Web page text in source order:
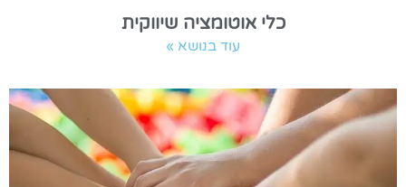
כלי אוטומציה שיווקית
עוד בנושא »